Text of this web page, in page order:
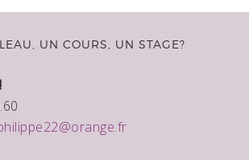
UN COURS, UN STAGE?